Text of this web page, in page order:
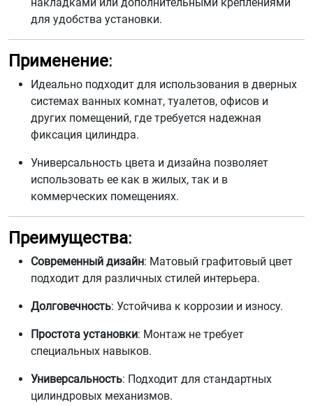
для удобства установки.
Применение:
Идеально подходит для использования в дверных
системах ванных комнат, туалетов, офисов и
других помещений, где требуется надежная
фиксация цилиндра.
Универсальность цвета и дизайна позволяет
использовать ее как в жилых, так и в
коммерческих помещениях.
Преимущества:
Современный дизайн: Матовый графитовый цвет
подходит для различных стилей интерьера.
Долговечность: Устойчива к коррозии и износу.
Простота установки: Монтаж не требует
специальных навыков.
Универсальность: Подходит для стандартных
цилиндровых механизмов.